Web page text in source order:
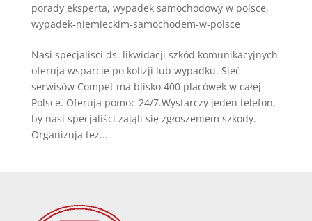
porady eksperta, wypadek samochodowy w polsce,
wypadek-niemieckim-samochodem-w-polsce
Nasi specjaliści ds. likwidacji szkód komunikacyjnych
oferują wsparcie po kolizji lub wypadku. Sieć
serwisów Compet ma blisko 400 placówek w całej
Polsce. Oferują pomoc 24/7.Wystarczy jeden telefon,
by nasi specjaliści zająli się zgłoszeniem szkody.
Organizują też...